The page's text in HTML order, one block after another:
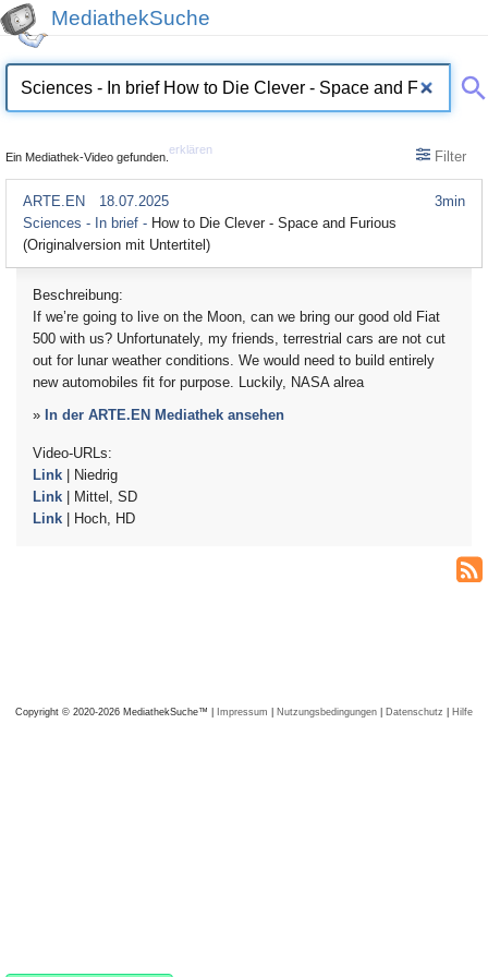
MediathekSuche
Ein Mediathek-Video gefunden.
erklären Filter
3min
ARTE.EN
18.07.2025
Sciences - In brief - How to Die Clever - Space and Furious
(Originalversion mit Untertitel)
Beschreibung:
If we’re going to live on the Moon, can we bring our good old Fiat
500 with us? Unfortunately, my friends, terrestrial cars are not cut
out for lunar weather conditions. We would need to build entirely
new automobiles fit for purpose. Luckily, NASA alrea
» In der ARTE.EN Mediathek ansehen
Video-URLs:
Link | Niedrig
Link | Mittel, SD
Link | Hoch, HD
Copyright © 2020-2026 MediathekSuche™ | Impressum | Nutzungsbedingungen | Datenschutz | Hilfe